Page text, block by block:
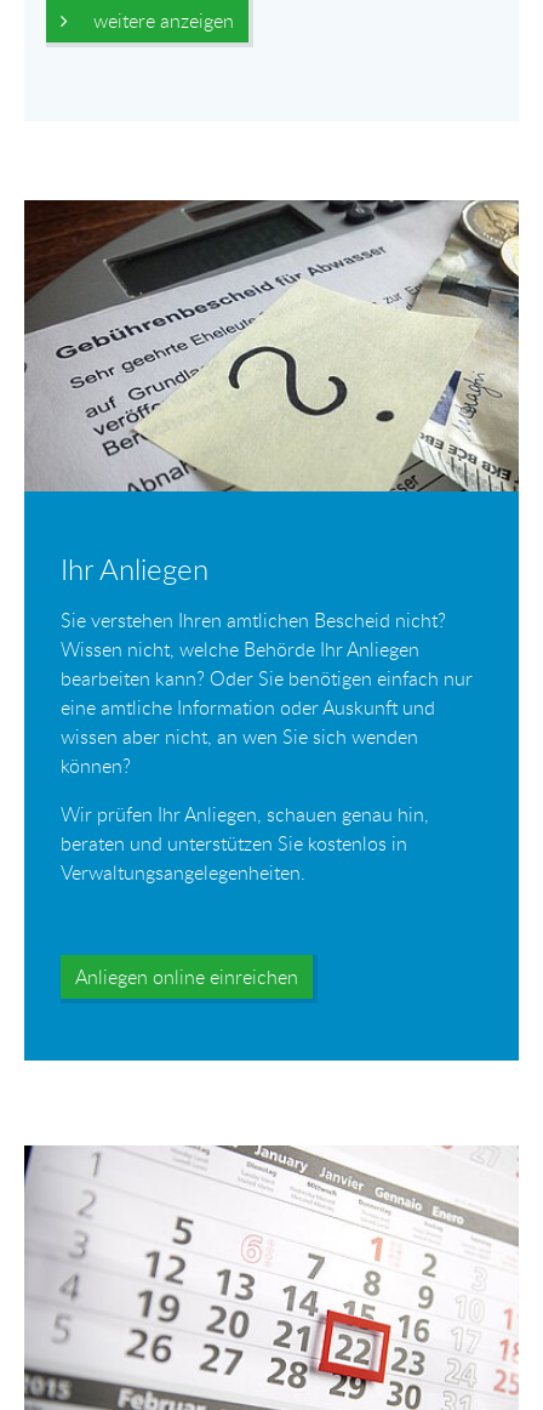
weitere anzeigen
Ihr Anliegen
Sie verstehen Ihren amtlichen Bescheid nicht?
Wissen nicht, welche Behörde Ihr Anliegen
bearbeiten kann? Oder Sie benötigen einfach nur
eine amtliche Information oder Auskunft und
wissen aber nicht, an wen Sie sich wenden
können?
Wir prüfen Ihr Anliegen, schauen genau hin,
beraten und unterstützen Sie kostenlos in
Verwaltungsangelegenheiten.
Anliegen online einreichen